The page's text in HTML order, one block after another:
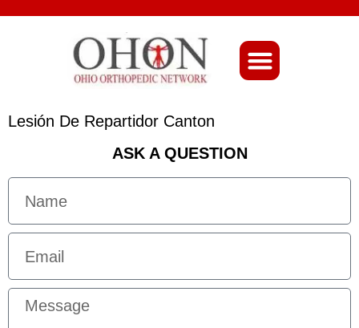
Lesión De Repartidor Canton
ASK A QUESTION